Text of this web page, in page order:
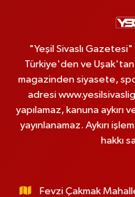
"Yeşil Sivaslı
Türkiye'den ve Uşak'tan
magazinden siyasete,
adresi
yapılamaz, kanuna
yayınlanamaz. Aykırı
hakkı
Fevzi Çakmak